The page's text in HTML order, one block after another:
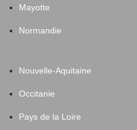
Mayotte
Normandie
Nouvelle-Aquitaine
Occitanie
Pays de la Loire